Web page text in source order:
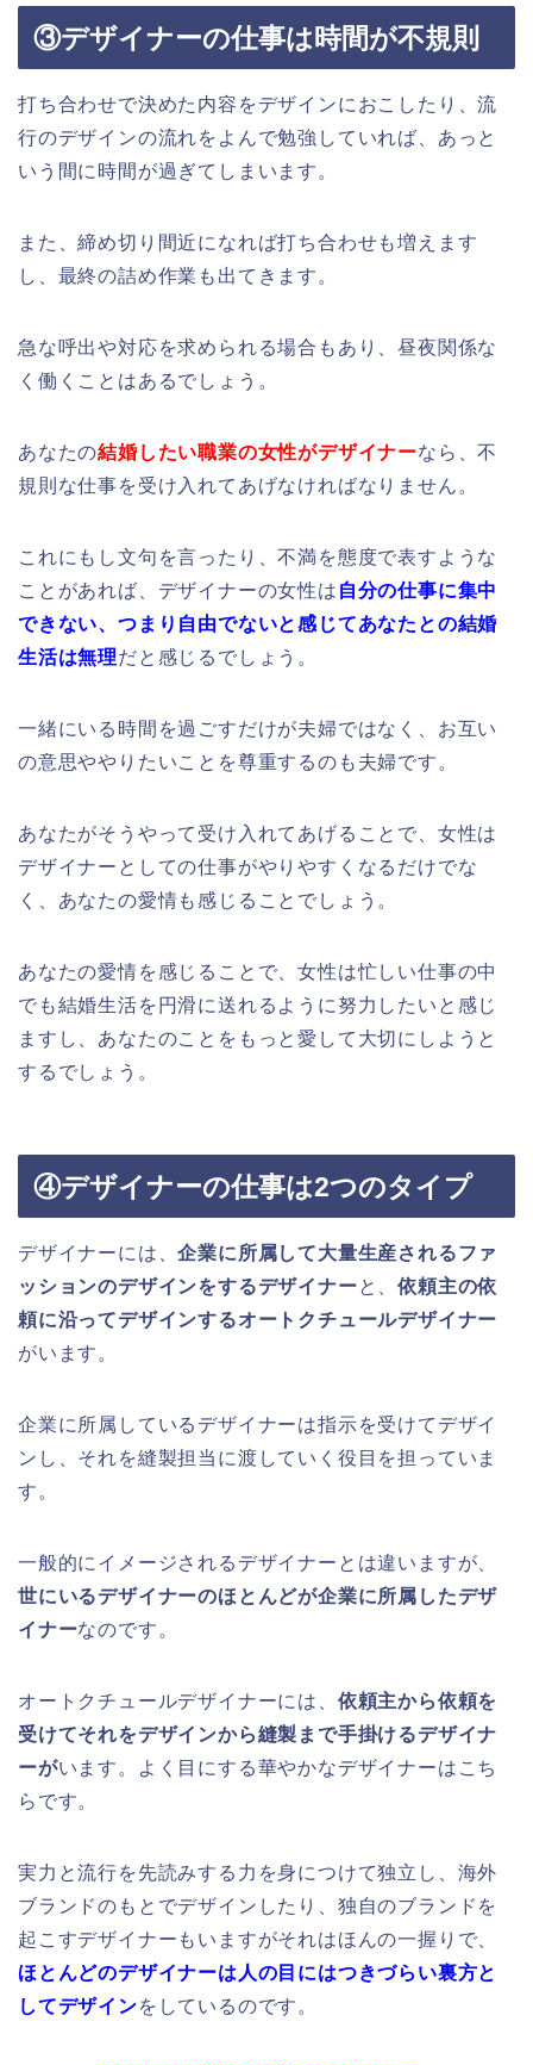
③デザイナーの仕事は時間が不規則
打ち合わせで決めた内容をデザインにおこしたり、流
行のデザインの流れをよんで勉強していれば、あっと
いう間に時間が過ぎてしまいます。
また、締め切り間近になれば打ち合わせも増えます
し、最終の詰め作業も出てきます。
急な呼出や対応を求められる場合もあり、昼夜関係な
く働くことはあるでしょう。
あなたの結婚したい職業の女性がデザイナーなら、不
規則な仕事を受け入れてあげなければなりません。
これにもし文句を言ったり、不満を態度で表すような
ことがあれば、デザイナーの女性は 自分の仕事に集中
できない、つまり自由でないと感じてあなたとの結婚
生活は無理だと感じるでしょう。
一緒にいる時間を過ごすだけが夫婦ではなく、お互い
の意思ややりたいことを尊重するのも夫婦です。
あなたがそうやって受け入れてあげることで、女性は
デザイナーとしての仕事がやりやすくなるだけでな
く、あなたの愛情も感じることでしょう。
あなたの愛情を感じることで、女性は忙しい仕事の中
でも結婚生活を円滑に送れるように努力したいと感じ
ますし、あなたのことをもっと愛して大切にしようと
するでしょう。
④デザイナーの仕事は2つのタイプ
デザイナーには、企業に所属して大量生産されるファ
ッションのデザインをするデザイナーと、依頼主の依
頼に沿ってデザインするオートクチュールデザイナー
がいます。
企業に所属しているデザイナーは指示を受けてデザイ
ンし、それを縫製担当に渡していく役目を担っていま
す。
一般的にイメージされるデザイナーとは違いますが、
世にいるデザイナーのほとんどが企業に所属したデザ
イナーなのです。
オートクチュールデザイナーには、 依頼主から依頼を
受けてそれをデザインから縫製まで手掛けるデザイナ
ーがいます。よく目にする華やかなデザイナーはこち
らです。
実力と流行を先読みする力を身につけて独立し、海外
ブランドのもとでデザインしたり、独自のブランドを
起こすデザイナーもいますがそれはほんの一握りで、
ほとんどのデザイナーは人の目にはつきづらい裏方と
してデザインをしているのです。